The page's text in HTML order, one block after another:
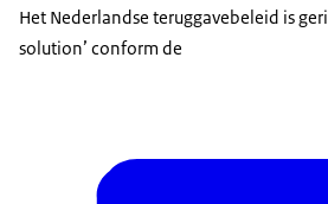
Het Nederlandse teruggavebeleid is
solution’ conform de